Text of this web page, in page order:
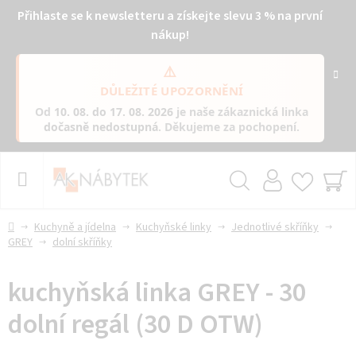
Přihlaste se k newsletteru a získejte slevu 3 % na první
nákup!
⚠️
DŮLEŽITÉ UPOZORNĚNÍ
Od 10. 08. do 17. 08. 2026 je naše zákaznická linka
dočasně nedostupná. Děkujeme za pochopení.
DomůKuchyně a jídelna Kuchyňské linky
Jednotlivé skříňky
GREY
dolní skříňky
kuchyňská linka GREY - 30
dolní regál (30 D OTW)